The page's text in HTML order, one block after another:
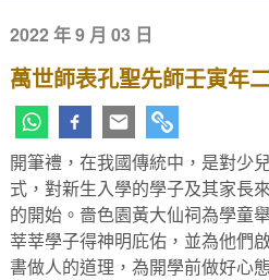
2022 年 9 月 03 日
萬世師表孔聖先師壬寅年
開筆禮，在我國傳統中，是對少
式，對新生入學的學子及其家長
的開始。嗇色園黃大仙祠為學童
莘莘學子得神明庇佑，並為他們
書做人的道理，為開學前做好心